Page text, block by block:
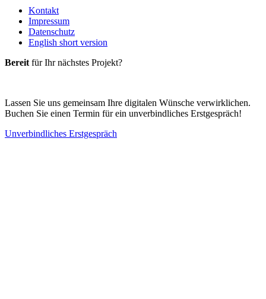
Kontakt
Impressum
Datenschutz
English short version
Bereitfür Ihr nächstes Projekt?
Lassen Sie uns gemeinsam Ihre digitalen Wünsche verwirklichen.
Buchen Sie einen Termin für ein unverbindliches Erstgespräch!
Unverbindliches Erstgespräch